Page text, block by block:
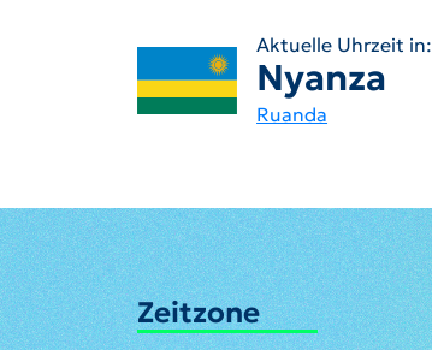
Aktuelle Uhrzeit in:
Nyanza
Ruanda
Zeitzone